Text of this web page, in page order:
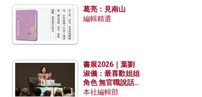
葛亮：見南山
編輯精選
書展2026｜葉劉
淑儀：最喜歡姐姐
角色 無官職說話
包袱少
本社編輯部